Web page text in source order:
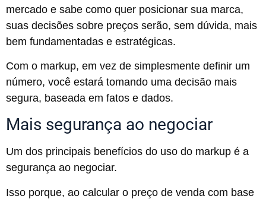
mercado e sabe como quer posicionar sua marca,
suas decisões sobre preços serão, sem dúvida, mais
bem fundamentadas e estratégicas.
Com o markup, em vez de simplesmente definir um
número, você estará tomando uma decisão mais
segura, baseada em fatos e dados.
Mais segurança ao negociar
Um dos principais benefícios do uso do markup é a
segurança ao negociar.
Isso porque, ao calcular o preço de venda com base